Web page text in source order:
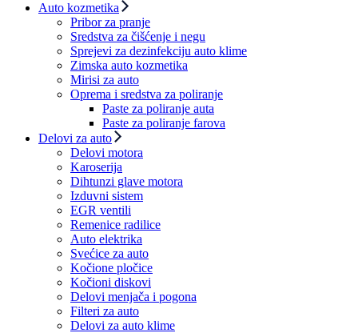
Auto kozmetika
Pribor za pranje
Sredstva za čišćenje i negu
Sprejevi za dezinfekciju auto klime
Zimska auto kozmetika
Mirisi za auto
Oprema i sredstva za poliranje
Paste za poliranje auta
Paste za poliranje farova
Delovi za auto
Delovi motora
Karoserija
Dihtunzi glave motora
Izduvni sistem
EGR ventili
Remenice radilice
Auto elektrika
Svećice za auto
Kočione pločice
Kočioni diskovi
Delovi menjača i pogona
Filteri za auto
Delovi za auto klime